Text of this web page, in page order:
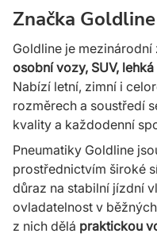
Značka Goldline
Goldline je
osobní vozy, SUV,
Na­bízí letní, zimní i
rozměrech a soustředí
kvality a kaž­dodenní
Pneumatiky Goldline
prostřednictvím široké
důraz na stabilní jízdní
ovladatelnost v
z nich dělá praktickou